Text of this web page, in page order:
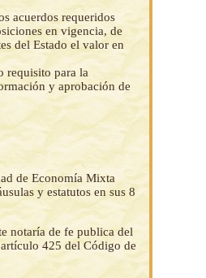
acuerdos requeridos
en vigencia, de
del Estado el valor en
requisito para la
y aprobación de
de Economía Mixta
y estatutos en sus 8
notaría de fe publica del
425 del Código de